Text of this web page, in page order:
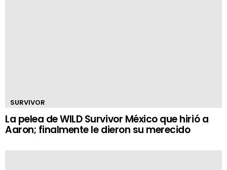
SURVIVOR
La pelea de WILD Survivor México que hirió a
Aaron; finalmente le dieron su merecido